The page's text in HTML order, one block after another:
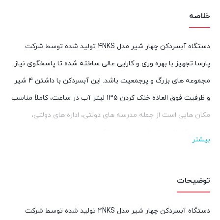
خلاصه
دستگاه آبسردکن چهار شیر مدل 4NKS تولید شده توسط شرکت
پارسا تجهیز با بهره وری و کارایی عالی ساخته شده تا پاسخگوی نیاز
مجموعه های بزرگ و پرجمعیت باشد. این آبسردکن با داشتن 4 شیر
و ظرفیت فوق العاده خنک کردن 135 لیتر آب در ساعت، کاملاً مناسب
مکان هایی است از جمله مدرسه های دولتی، اداره های دولتی،
بیشتر
توضیحات
دستگاه آبسردکن چهار شیر مدل 4NKS تولید شده توسط شرکت